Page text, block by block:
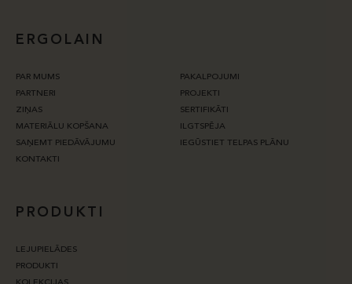
ERGOLAIN
PAR MUMS
PAKALPOJUMI
PARTNERI
PROJEKTI
ZIŅAS
SERTIFIKĀTI
MATERIĀLU KOPŠANA
ILGTSPĒJA
SAŅEMT PIEDĀVĀJUMU
IEGŪSTIET TELPAS PLĀNU
KONTAKTI
PRODUKTI
LEJUPIELĀDES
PRODUKTI